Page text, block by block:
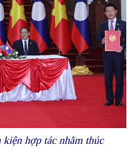
hợp tác nhằm thúc